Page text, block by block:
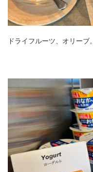
ドライフルーツ、オリーブ。